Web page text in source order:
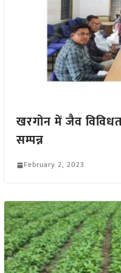
खरगोन में जैव
सम्पन्न
February 2, 2023